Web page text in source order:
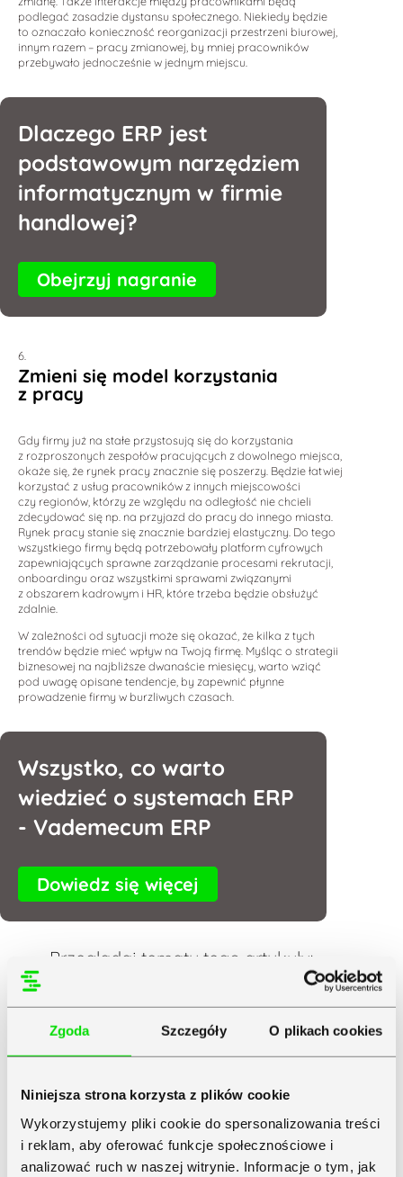
Zgoda Szczegóły O plikach cookies
Niniejsza strona korzysta z plików cookie
Wykorzystujemy pliki cookie do spersonalizowania treści
i reklam, aby oferować funkcje społecznościowe i
analizować ruch w naszej witrynie. Informacje o tym, jak
podlegać zasadzie dystansu społecznego. Niekiedy będzie
to oznaczało konieczność reorganizacji przestrzeni biurowej,
innym razem – pracy zmianowej, by mniej pracowników
przebywało jednocześnie w jednym miejscu.
Dlaczego ERP jest
podstawowym narzędziem
informatycznym w firmie
handlowej?
Obejrzyj nagranie
Zmieni się model korzystania
z pracy
Gdy firmy już na stałe przystosują się do korzystania
z rozproszonych zespołów pracujących z dowolnego miejsca,
okaże się, że rynek pracy znacznie się poszerzy. Będzie łatwiej
korzystać z usług pracowników z innych miejscowości
czy regionów, którzy ze względu na odległość nie chcieli
zdecydować się np. na przyjazd do pracy do innego miasta.
Rynek pracy stanie się znacznie bardziej elastyczny. Do tego
wszystkiego firmy będą potrzebowały platform cyfrowych
zapewniających sprawne zarządzanie procesami rekrutacji,
onboardingu oraz wszystkimi sprawami związanymi
z obszarem kadrowym i HR, które trzeba będzie obsłużyć
zdalnie.
W zależności od sytuacji może się okazać, że kilka z tych
trendów będzie mieć wpływ na Twoją firmę. Myśląc o strategii
biznesowej na najbliższe dwanaście miesięcy, warto wziąć
pod uwagę opisane tendencje, by zapewnić płynne
prowadzenie firmy w burzliwych czasach.
Wszystko, co warto
wiedzieć o systemach ERP
- Vademecum ERP
Dowiedz się więcej
Przeglądaj tematy tego artykułu:
ERP|Konkurencyjność|Oprogramowanie Dla Firm|
Przedsiębiorczość
Strategie Biznesowe Symfonia
Tarcza
Antykryzysowa
Zarządzanie Biznesem
Zarządzanie
Łańcuchem Dostaw|Zarządzanie Zmianą
0 komentarzy
Wyślij komentarz